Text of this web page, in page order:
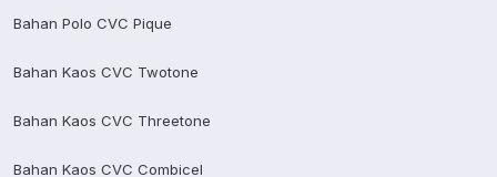
Bahan Polo CVC Pique
Bahan Kaos CVC Twotone
Bahan Kaos CVC Threetone
Bahan Kaos CVC Combicel